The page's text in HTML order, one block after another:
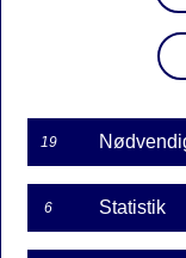
19
6 Statistik